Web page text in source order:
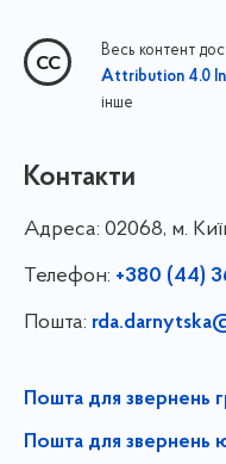
Весь контент
Attribution 4.0
інше
Контакти
Адреса: 02068, м.
Телефон: +380 (44)
Пошта:
Пошта для звернень
Пошта для звернень